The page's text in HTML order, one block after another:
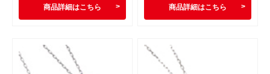
商品詳細はこちら 商品詳細はこちら